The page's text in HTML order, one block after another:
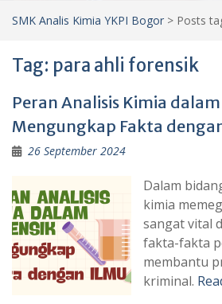
SMK Analis Kimia YKPI Bogor > Posts
Tag: para ahli forensik
Peran Analisis Kimia
Mengungkap Fakta
26 September 2024
Dalam
kimia
sangat vital
fakta-fakta
membantu
kriminal.